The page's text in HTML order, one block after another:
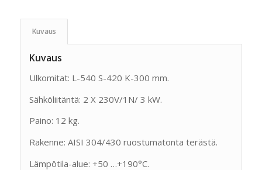
Kuvaus
Kuvaus
Ulkomitat: L-540 S-420 K-300 mm.
Sähköliitäntä: 2 X 230V/1N/ 3 kW.
Paino: 12 kg.
Rakenne: AISI 304/430 ruostumatonta terästä.
Lämpötila-alue: +50 …+190°C.